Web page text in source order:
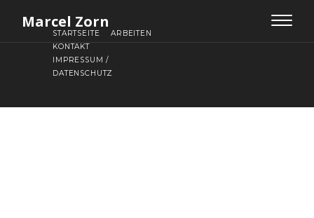
Marcel Zorn
Toggle
STARTSEITE
ARBEITEN
KONTAKT
IMPRESSUM /
DATENSCHUTZ